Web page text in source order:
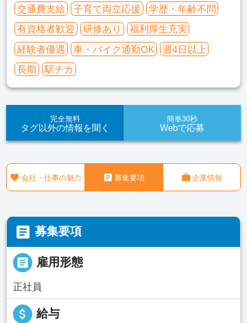
交通費支給 子育て両立応援
学歴・年齢不問
有資格者歓迎
研修あり
福利厚生充実
経験者優遇
車・バイク通勤OK
週4日以上
長期
駅チカ
完全無料
タグ以外の情報を聞く
簡単30秒
Webで応募
 会社・仕事の魅力  募集要項 企業情報
 募集要項
 雇用形態
正社員
attach_money 給与